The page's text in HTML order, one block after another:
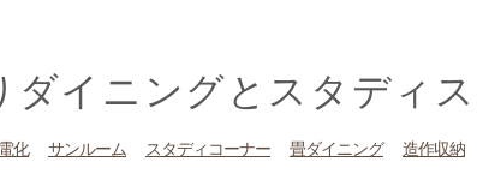
ダイニングとスタディ
化 サンルーム スタディコーナー 畳ダイニング 造作収納